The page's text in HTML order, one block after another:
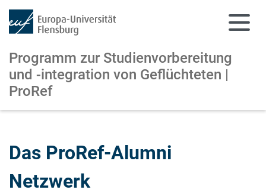
Programm zur Studienvorbereitung
und -integration von Geflüchteten |
ProRef
Das ProRef-Alumni
Netzwerk